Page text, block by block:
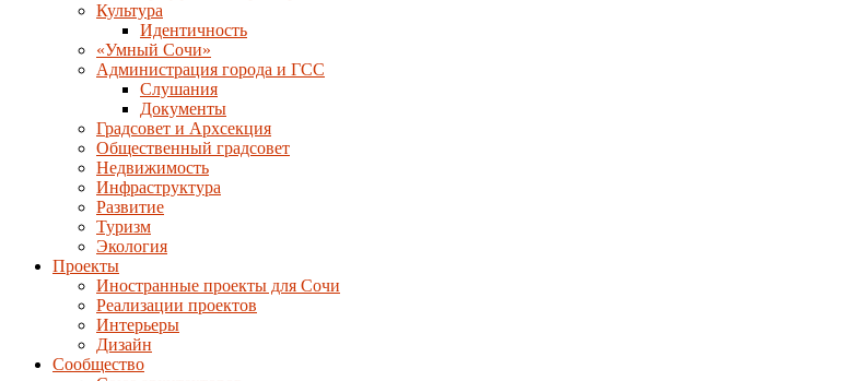
Культура
Идентичность
«Умный Сочи»
Администрация города и ГСС
Слушания
Документы
Градсовет и Архсекция
Общественный градсовет
Недвижимость
Инфраструктура
Развитие
Туризм
Экология
Проекты
Иностранные проекты для Сочи
Реализации проектов
Интерьеры
Дизайн
Сообщество